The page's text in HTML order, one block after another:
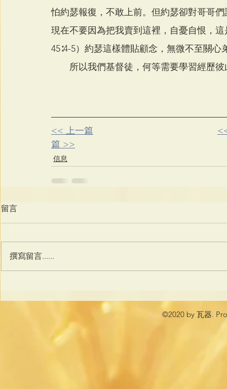
怕約瑟報復，不敢上前。但約瑟卻對哥哥
現在不要因為把我賣到這裡，自憂自恨，
45∶4-5）約瑟這樣體貼顧念，無微不至關
所以我們基督徒，何等需要學習經歷彼
<< 上一篇
篇 >>
信息
留言
撰寫留言......
©2020 by 瓦器.